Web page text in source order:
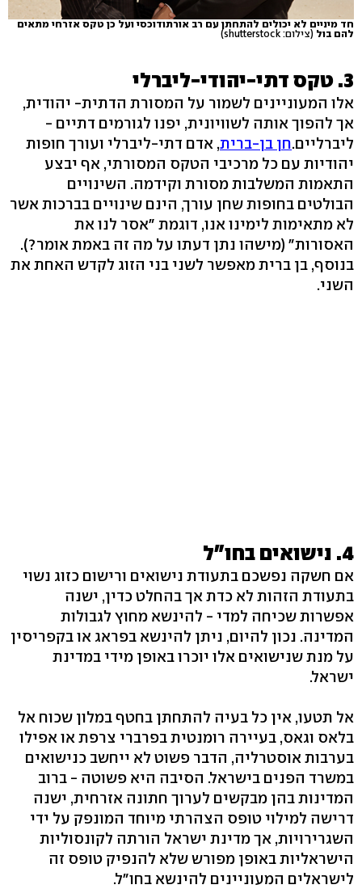
חד מיניים לא יכולים להתחתן עם רב אורתודוכסי ועל כן טקס אזרחי מתאים
להם בול (צילום: shutterstock)
3. טקס דתי-יהודי-ליברלי
אלו המעוניינים לשמור על המסורת הדתית- יהודית,
אך להפוך אותה לשוויונית, יפנו לגורמים דתיים -
ליברליים.חן בן-ברית, אדם דתי-ליברלי ועורך חופות
יהודיות עם כל מרכיבי הטקס המסורתי, אף יבצע
התאמות המשלבות מסורת וקידמה. השינויים
הבולטים בחופות שחן עורך, הינם שינויים בברכות אשר
לא מתאימות לימינו אנו, דוגמת "אסר לנו את
האסורות" (מישהו נתן דעתו על מה זה באמת אומר?).
בנוסף, בן ברית מאפשר לשני בני הזוג לקדש האחת את
השני.
4. נישואים בחו"ל
אם חשקה נפשכם בתעודת נישואים ורישום כזוג נשוי
בתעודת הזהות לא כדת אך בהחלט כדין, ישנה
אפשרות שכיחה למדי - להינשא מחוץ לגבולות
המדינה. נכון להיום, ניתן להינשא בפראג או בקפריסין
על מנת שנישואים אלו יוכרו באופן מידי במדינת
ישראל.
אל תטעו, אין כל בעיה להתחתן בחטף במלון שכוח אל
בלאס וגאס, בעיירה רומנטית בפרברי צרפת או אפילו
בערבות אוסטרליה, הדבר פשוט לא ייחשב כנישואים
במשרד הפנים בישראל. הסיבה היא פשוטה - ברוב
המדינות בהן מבקשים לערוך חתונה אזרחית, ישנה
דרישה למילוי טופס הצהרתי מיוחד המונפק על ידי
השגרירויות, אך מדינת ישראל הורתה לקונסוליות
הישראליות באופן מפורש שלא להנפיק טופס זה
לישראלים המעוניינים להינשא בחו"ל.